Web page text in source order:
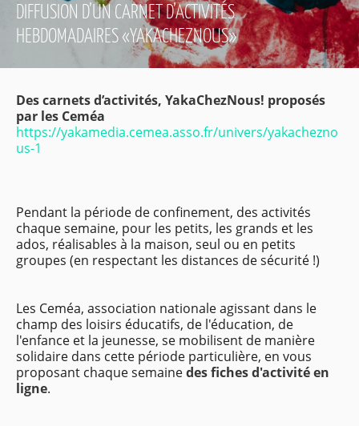
DIFFUSION D’UN CARNET D’ACTIVITÉS
HEBDOMADAIRES «YAKACHEZNOUS»
Des carnets d’activités, YakaChezNous! proposés
par les Ceméa
https://yakamedia.cemea.asso.fr/univers/yakachezno
us-1
Pendant la période de confinement, des activités
chaque semaine, pour les petits, les grands et les
ados, réalisables à la maison, seul ou en petits
groupes (en respectant les distances de sécurité !)
Les Ceméa, association nationale agissant dans le
champ des loisirs éducatifs, de l'éducation, de
l'enfance et la jeunesse, se mobilisent de manière
solidaire dans cette période particulière, en vous
proposant chaque semainedes fiches d'activité en
ligne.